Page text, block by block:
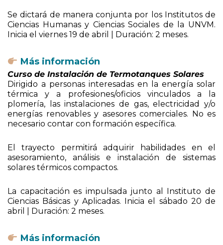
Se dictará de manera conjunta por los Institutos de
Ciencias Humanas y Ciencias Sociales de la UNVM.
Inicia el viernes 19 de abril | Duración: 2 meses.
Más información
Curso de Instalación de Termotanques Solares
Dirigido a personas interesadas en la energía solar
térmica y a profesiones/oficios vinculados a la
plomería, las instalaciones de gas, electricidad y/o
energías renovables y asesores comerciales. No es
necesario contar con formación específica.
El trayecto permitirá adquirir habilidades en el
asesoramiento, análisis e instalación de sistemas
solares térmicos compactos.
La capacitación es impulsada junto al Instituto de
Ciencias Básicas y Aplicadas. Inicia el sábado 20 de
abril | Duración: 2 meses.
Más información